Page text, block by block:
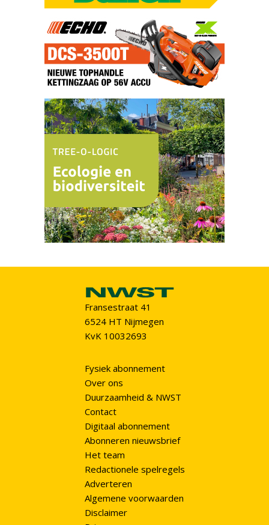
Fransestraat 41
6524 HT Nijmegen
KvK 10032693
Fysiek abonnement
Over ons
Duurzaamheid & NWST
Contact
Digitaal abonnement
Abonneren nieuwsbrief
Het team
Redactionele spelregels
Adverteren
Algemene voorwaarden
Disclaimer